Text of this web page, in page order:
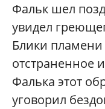
Фальк шел
увидел
Блики
отстраненное
Фалька этот
уговорил